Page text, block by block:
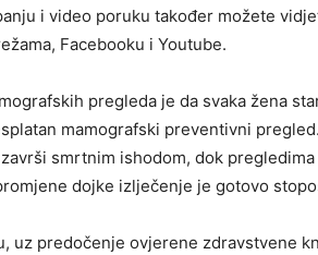
i video poruku također možete
Facebooku i Youtube.
pregleda je da svaka žena
mamografski preventivni
smrtnim ishodom, dok
dojke izlječenje je gotovo
uz predočenje ovjerene zdravstvene